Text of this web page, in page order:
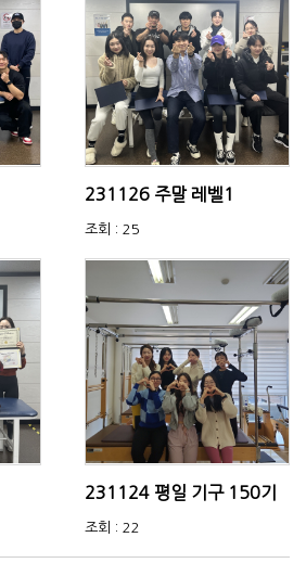
231126 주말 레벨1
조회 : 25
231124 평일 기구 150기
조회 : 22